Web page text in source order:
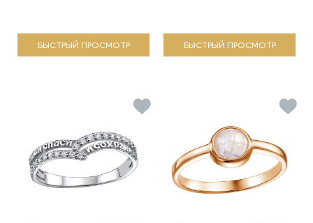
БЫСТРЫЙ ПРОСМОТР БЫСТРЫЙ ПРОСМОТР